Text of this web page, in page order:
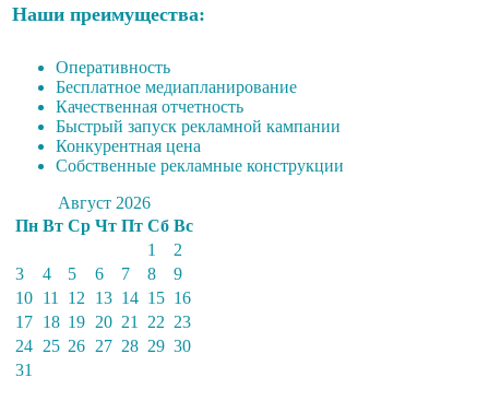
Наши преимущества:
Оперативность
Бесплатное медиапланирование
Качественная отчетность
Быстрый запуск рекламной кампании
Конкурентная цена
Собственные рекламные конструкции
Август 2026
Пн Вт Ср Чт Пт Сб Вс
1
2
3
4 5 6 7 8
9
10 11 12 13 14 15 16
17 18 19 20 21 22 23
24 25 26 27 28 29 30
31